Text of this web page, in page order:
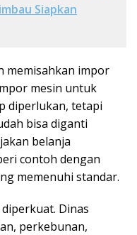
Siapkan
memisahkan impor
mesin untuk
diperlukan, tetapi
bisa diganti
belanja
contoh dengan
memenuhi standar.
Dinas
perkebunan,